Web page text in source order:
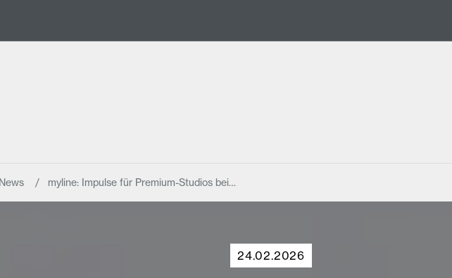
myline: Impulse für Premium-Studios bei…
24.02.2026